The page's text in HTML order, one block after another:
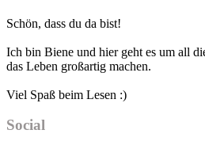
Sidebar
Schön, dass du da bist!
Ich bin Biene und hier geht es um all
das Leben großartig machen.
Viel Spaß beim Lesen :)
Social